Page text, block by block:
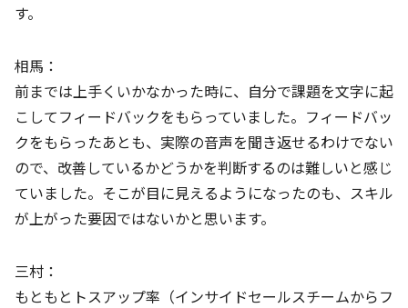
す。
相馬：
前までは上手くいかなかった時に、自分で課題を文字に起
こしてフィードバックをもらっていました。フィードバッ
クをもらったあとも、実際の音声を聞き返せるわけでない
ので、改善しているかどうかを判断するのは難しいと感じ
ていました。そこが目に見えるようになったのも、スキル
が上がった要因ではないかと思います。
三村：
もともとトスアップ率（インサイドセールスチームからフ